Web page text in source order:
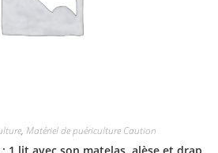
, Matériel de puériculture Caution
1 lit avec son matelas, alèse et drap